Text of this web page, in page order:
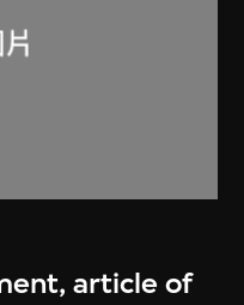
article of